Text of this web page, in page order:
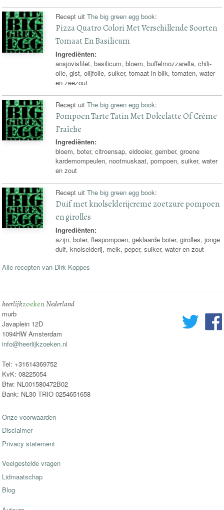
Recept uitThe big green egg book:
Pizza Quatro Colori Met Verschillende Soorten
Tomaat En Basilicum
Ingrediënten:
ansjovisfilet, basilicum, bloem, buffelmozzarella, chili-
olie, gist, olijfolie, suiker, tomaat in blik, tomaten, water
en zeezout
Recept uitThe big green egg book:
Pompoen Tarte Tatin Met Dolcelatte Of Crème
Fraîche
Ingrediënten:
bloem, boter, citroensap, eidooier, gember, groene
kardemompeulen, nootmuskaat, pompoen, suiker, water
en zout
Recept uitThe big green egg book:
Duif met knolselderijcreme zoetzure pompoen
en girolles
Ingrediënten:
azijn, boter, flespompoen, geklaarde boter, girolles, jonge
duif, knolselderij, melk, peper, suiker, water en zout
Alle recepten van Dirk Koppes
heerlijkzoekenNederland
murb
Javaplein 12D
1094HW Amsterdam
info@heerlijkzoeken.nl
Tel: +31614369752
KvK: 08225054
Btw: NL001580472B02
Bank: NL30 TRIO 0254651658
Onze voorwaarden
Disclaimer
Privacy statement
Veelgestelde vragen
Lidmaatschap
Blog